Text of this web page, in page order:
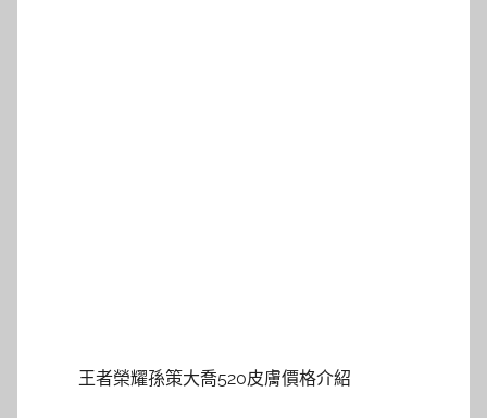
王者榮耀孫策大喬520皮膚價格介紹